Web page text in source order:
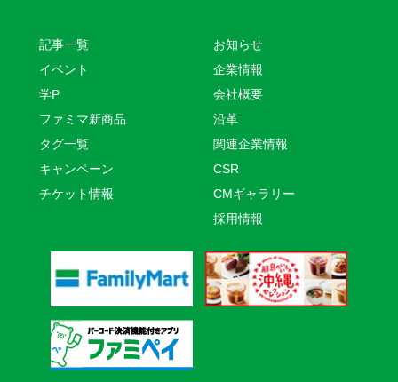
記事一覧
イベント
学P
ファミマ新商品
タグ一覧
キャンペーン
チケット情報
お知らせ
企業情報
会社概要
沿革
関連企業情報
CSR
CMギャラリー
採用情報